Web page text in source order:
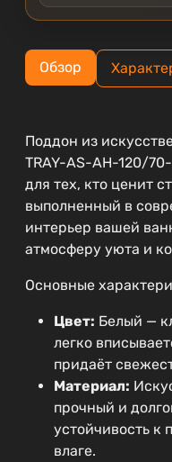
Обзор
Поддон из
TRAY-AS-AH-120/
для тех, кто ценит
выполненный в
интерьер вашей
атмосферу уюта и
Основные
Цвет: Белый —
легко
придаёт
Материал:
прочный и
устойчивость к
влаге.